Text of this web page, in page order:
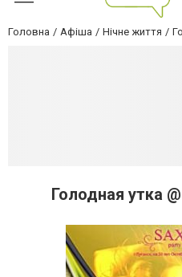
Головна Афіша Нічне життя
Голодная утка